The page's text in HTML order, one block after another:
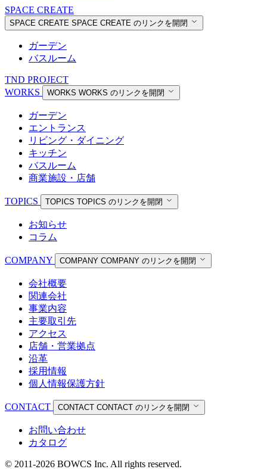
SPACE CREATE
SPACE CREATE SPACE CREATE のリンクを開閉
ガーデン
バスルーム
TND PROJECT
WORKS
WORKS WORKS のリンクを開閉
ガーデン
エントランス
リビング・ダイニング
キッチン
バスルーム
商業施設・店舗
TOPICS TOPICS TOPICS のリンクを開閉
お知らせ
コラム
COMPANY COMPANY COMPANY のリンクを開閉
会社概要
関連会社
事業内容
主要取引先
アクセス
店舗・営業拠点
沿革
採用情報
個人情報保護方針
CONTACT CONTACT CONTACT のリンクを開閉
お問い合わせ
カタログ
© 2011-2026 BOWCS Inc. All rights reserved.